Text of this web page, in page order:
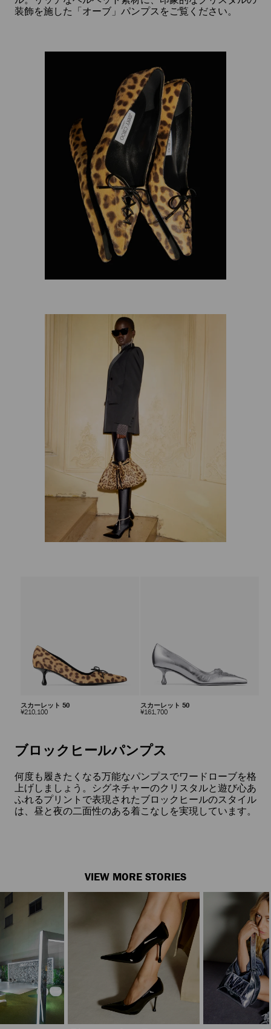
装飾を施した「オーブ」パンプスをご覧ください。
スカーレット 50
¥210,100定
スカーレット 50
¥161,700定
ブロックヒールパンプス
何度も履きたくなる万能なパンプスでワードローブを格
上げしましょう。シグネチャーのクリスタルと遊び心あ
ふれるプリントで表現されたブロックヒールのスタイル
は、昼と夜の二面性のある着こなしを実現しています。
VIEW MORE STORIES